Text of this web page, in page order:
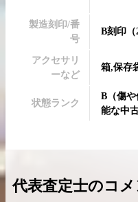
希少なリザード素材のバー
製造刻印/番
号
B刻印
アクセサリ
ーなど
箱,保存
状態ランク
B （傷や
能な中
代表査定士のコメ